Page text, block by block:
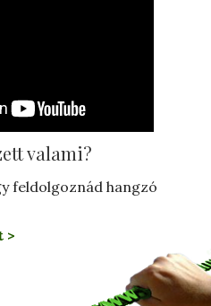
valami?
feldolgoznád hangzó
>